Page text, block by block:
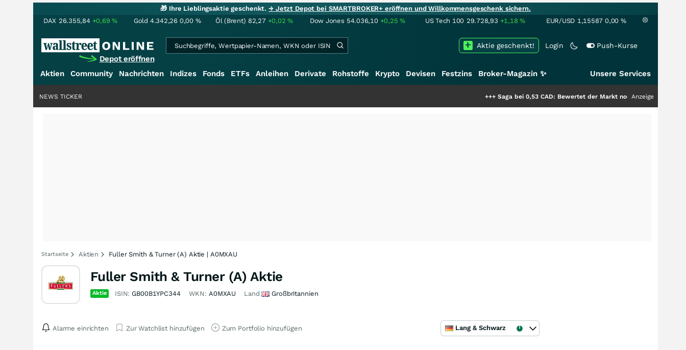
🎁 Ihre Lieblingsaktie geschenkt.→ Jetzt Depot bei SMARTBROKER+ eröffnen und Willkommensgeschenk sichern.
DAX 26.355,84 +0,69% Gold 4.342,26 0,00 % Öl (Brent) 82,27 +0,02% Dow Jones 54.036,10 +0,25% US Tech 100 29.728,93 +1,18% EUR/USD 1,15587 0,00 %
Depot eröffnen
Login Push-Kurse
Aktie geschenkt!
Aktien Community Nachrichten Indizes Fonds ETFs Anleihen Derivate Rohstoffe Krypto Devisen Festzins Broker-Magazin ✨ Unsere Services
Saga bei 0,53 CAD: Bewertet der Markt noch immer nur die Hälfte der
Anzeige
NEWS TICKER
Startseite Aktien Fuller Smith & Turner (A) Aktie | A0MXAU
Fuller Smith & Turner (A) Aktie
Aktie ISIN: GB00B1YPC344 WKN: A0MXAU Land Großbritannien
Alarme einrichten Zur Watchlist hinzufügen Zum Portfolio hinzufügen Lang & Schwarz